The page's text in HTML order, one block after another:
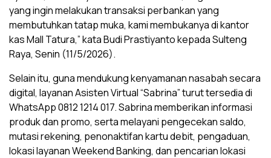
yang ingin melakukan transaksi perbankan yang
membutuhkan tatap muka, kami membukanya di kantor
kas Mall Tatura,” kata Budi Prastiyanto kepada Sulteng
Raya, Senin (11/5/2026).
Selain itu, guna mendukung kenyamanan nasabah secara
digital, layanan Asisten Virtual “Sabrina” turut tersedia di
WhatsApp 0812 1214 017. Sabrina memberikan informasi
produk dan promo, serta melayani pengecekan saldo,
mutasi rekening, penonaktifan kartu debit, pengaduan,
lokasi layanan Weekend Banking, dan pencarian lokasi